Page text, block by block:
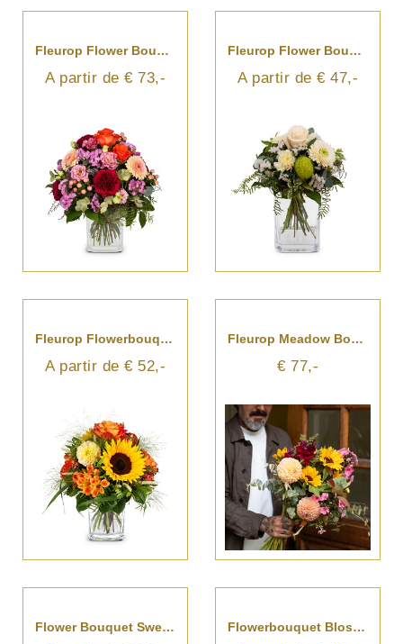
Fleurop Flower Bouquet Birthday
A partir de € 73,-
Fleurop Flower Bouquet Pure Harmony
A partir de € 47,-
Fleurop Flowerbouquet Smiley
A partir de € 52,-
Fleurop Meadow Bouquet Summer Breeze
€ 77,-
Flower Bouquet Sweet Bloom Flowerbouquet Blossom Beauty